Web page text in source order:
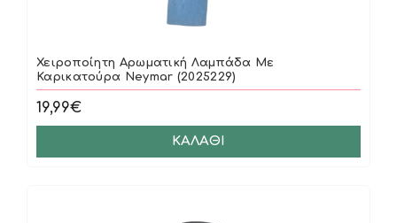
Χειροποίητη Αρωματική Λαμπάδα Με
Καρικατούρα Neymar (2025229)
19,99€
ΚΑΛΆΘΙ